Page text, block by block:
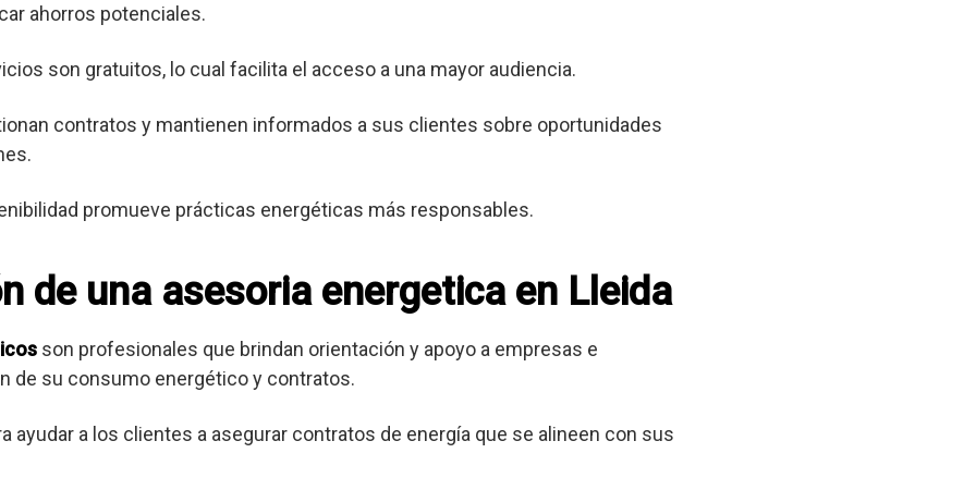
ahorros potenciales.
son gratuitos, lo cual facilita el acceso a una mayor audiencia.
contratos y mantienen informados a sus clientes sobre oportunidades
promueve prácticas energéticas más responsables.
de una asesoria energetica en Lleida
son profesionales que brindan orientación y apoyo a empresas e
de su consumo energético y contratos.
ayudar a los clientes a asegurar contratos de energía que se alineen con sus